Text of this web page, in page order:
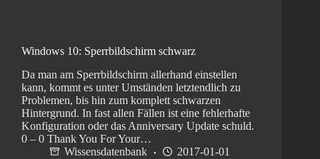
Windows 10: Sperrbildschirm schwarz
Da man am Sperrbildschirm allerhand einstellen
kann, kommt es unter Umständen letztendlich zu
Problemen, bis hin zum komplett schwarzen
Hintergrund. In fast allen Fällen ist eine fehlerhafte
Konfiguration oder das Anniversary Update schuld.
0 – 0 Thank You For Your…
Wissensdatenbank
2017-01-01